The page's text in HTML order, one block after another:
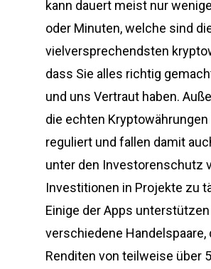
kann dauert meist nur
oder Minuten, welche sind
vielversprechendsten
dass Sie alles richtig
und uns Vertraut haben.
die echten
reguliert und fallen damit
unter den Investorenschutz
Investitionen in Projekte zu
Einige der Apps unterstützen
verschiedene Handelspaare,
Renditen von teilweise über